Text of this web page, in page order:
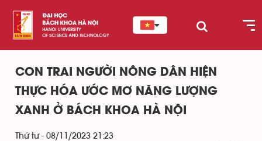
CON TRAI NGƯỜI NÔNG DÂN HIỆN
THỰC HÓA ƯỚC MƠ NĂNG LƯỢNG
XANH Ở BÁCH KHOA HÀ NỘI
Thứ tư - 08/11/2023 21:23